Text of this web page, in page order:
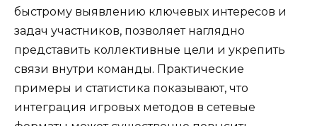
быстрому выявлению ключевых интересов и
задач участников, позволяет наглядно
представить коллективные цели и укрепить
связи внутри команды. Практические
примеры и статистика показывают, что
интеграция игровых методов в сетевые